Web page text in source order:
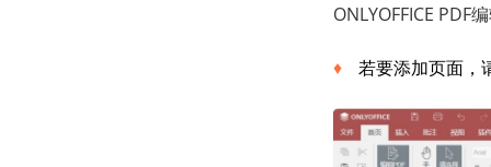
ONLYOFFICE PDF
若要添加页面，